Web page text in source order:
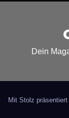
Dein
Mit Stolz